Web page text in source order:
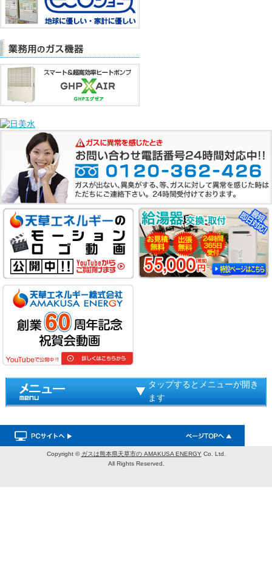
タップするとメニューが開き
ます
Copyright © ガスは熊本県天草市の AMAKUSA ENERGYCo. Ltd.
All Rights Reserved.